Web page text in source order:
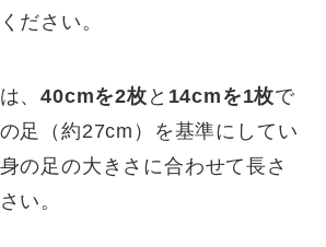
ださい。
、40cmを2枚 と 14cmを1枚で
足（約27cm）を基準にしてい
の足の大きさに合わせて長さ
い。